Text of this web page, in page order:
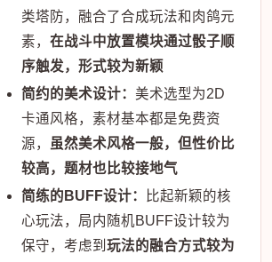
类塔防，融合了合成玩法和肉鸽元
素，在战斗中放置模块通过骰子顺
序触发，形式较为新颖
简约的美术设计：美术选型为2D
卡通风格，素材基本都是免费资
源，
虽然美术风格一般，但性价比
较高，题材也比较接地气
简练的BUFF设计：
比起新颖的核
心玩法，局内随机BUFF设计较为
保守，考虑到玩法的融合方式较为